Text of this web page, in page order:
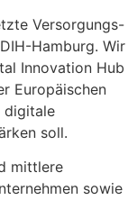
Versorgungs-
Hamburg. Wir
Innovation Hub
Europäischen
digitale
soll.
mittlere
sowie